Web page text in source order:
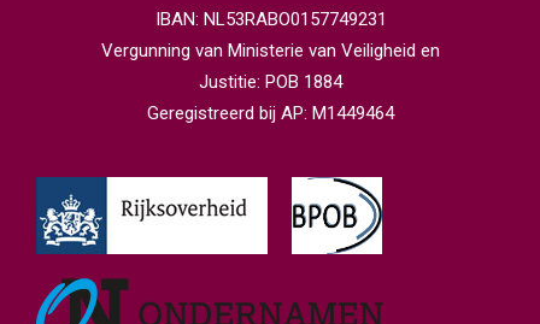
IBAN: NL53RABO0157749231
Vergunning van Ministerie van Veiligheid en
Justitie: POB 1884
Geregistreerd bij AP: M1449464